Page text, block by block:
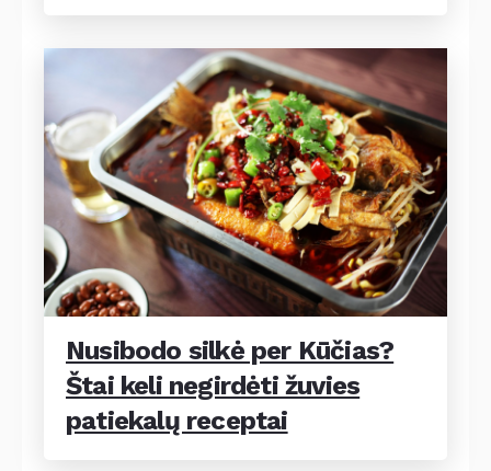
Nusibodo silkė per Kūčias?
Štai keli negirdėti žuvies
patiekalų receptai